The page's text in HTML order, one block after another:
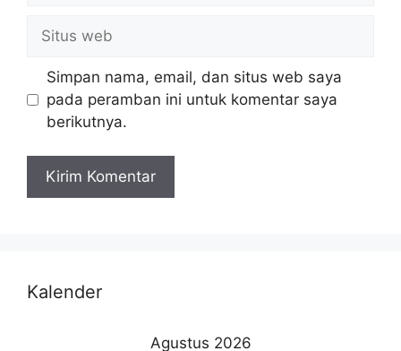
Simpan nama, email, dan situs web saya
pada peramban ini untuk komentar saya
berikutnya.
Kalender
Agustus 2026